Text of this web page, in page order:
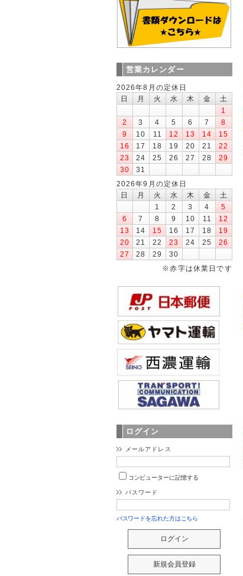
営業カレンダー
2026年8月の定休日
日
月 火 水 木 金
土
1
2
3 4 5 6 7
8
9
10 11 12 13 14
15
16
17 18 19 20 21
22
23
24 25 26 27 28
29
30
31
2026年9月の定休日
日
月 火 水 木 金
土
1
2 3 4
5
6
7 8 9 10 11
12
13
14 15 16 17 18
19
20
21 22 23 24 25
26
27
28 29
30
※赤字は休業日です
ログイン
メールアドレス
コンピューターに記憶する
パスワード
パスワードを忘れた方はこちら